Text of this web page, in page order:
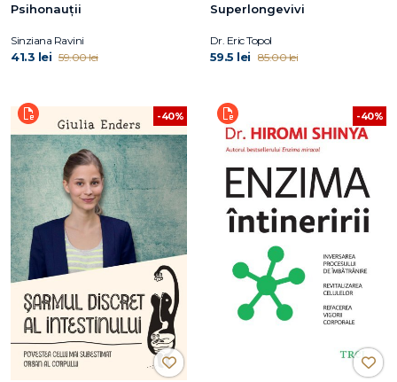
Psihonauții
Sinziana Ravini
41.3 lei 59.00 lei
Superlongevivi
Dr. Eric Topol
59.5 lei 85.00 lei
-40% -40%